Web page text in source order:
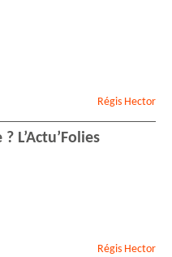
Régis Hector
L’Actu’Folies
Régis Hector